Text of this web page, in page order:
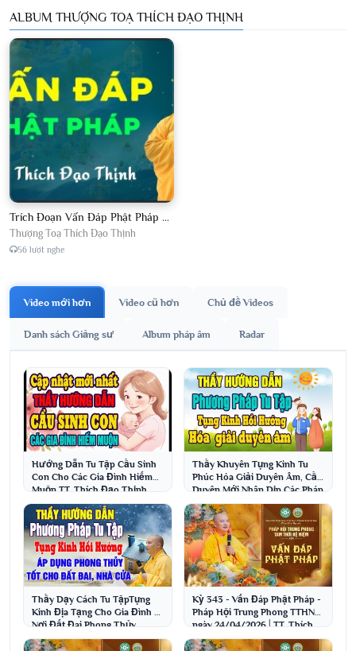
ALBUM THƯỢNG TOẠ THÍCH ĐẠO THỊNH
Trích Đoạn Vấn Đáp Phật Pháp 2026
Thượng Toạ Thích Đạo Thịnh
56 lượt nghe
Video mới hơn Video cũ hơn Chủ đề Videos
Danh sách Giảng sư Album pháp âm Radar
Hướng Dẫn Tu Tập Cầu Sinh
Con Cho Các Gia Đình Hiếm
Muộn TT. Thích Đạo Thịnh.
Thầy Khuyên Tụng Kinh Tu
Phúc Hóa Giải Duyên Âm, Cầu
Duyên Mới Nhân Dịp Các Pháp
Hội
Thầy Dạy Cách Tu TậpTụng
Kinh Địa Tạng Cho Gia Đình Ở
Nơi Đất Đai Phong Thủy
Không Tốt
Kỳ 343 - Vấn Đáp Phật Pháp -
Pháp Hội Trung Phong TTHN
ngày 24/04/2026│TT. Thích
Đạo Thịnh